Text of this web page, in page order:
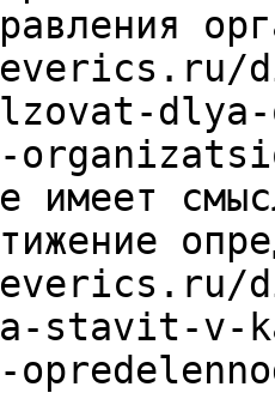
имеет
stavit-v-